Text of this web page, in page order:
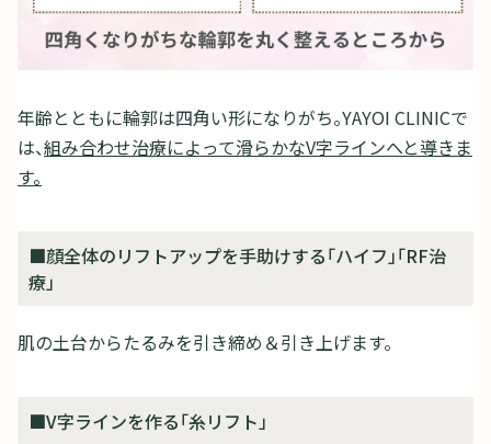
年齢とともに輪郭は四角い形になりがち。YAYOI CLINICで
は、組み合わせ治療によって滑らかなV字ラインへと導きま
す。
■顔全体のリフトアップを手助けする「ハイフ」「RF治
療」
肌の土台からたるみを引き締め＆引き上げます。
■V字ラインを作る「糸リフト」